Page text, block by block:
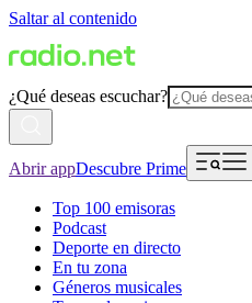
Saltar al contenido
¿Qué deseas escuchar?
Abrir appDescubre Prime
Top 100 emisoras
Podcast
Deporte en directo
En tu zona
Géneros musicales